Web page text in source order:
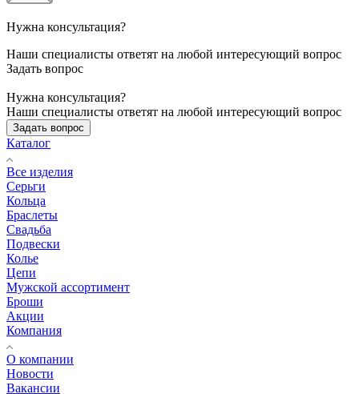
Нужна консультация?
Наши специалисты ответят на любой интересующий вопрос
Задать вопрос
Нужна консультация?
Наши специалисты ответят на любой интересующий вопрос
Задать вопрос
Каталог
Все изделия
Серьги
Кольца
Браслеты
Свадьба
Подвески
Колье
Цепи
Мужской ассортимент
Броши
Акции
Компания
О компании
Новости
Вакансии